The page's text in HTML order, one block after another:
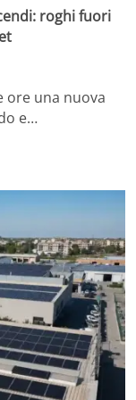
roghi fuori
ore una nuova
e…